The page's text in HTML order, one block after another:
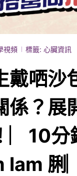
視頻 標籤: 心臟資訊
戴哂沙
係？展
︳10分
lam 脷